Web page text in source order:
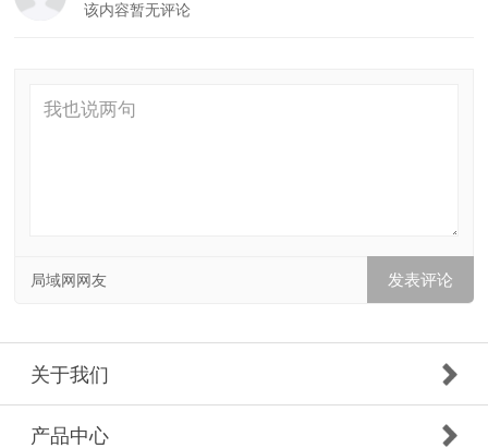
该内容暂无评论
局域网网友
关于我们
产品中心